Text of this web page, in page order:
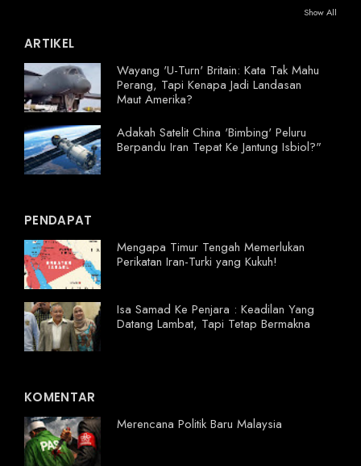
Show All
ARTIKEL
Wayang 'U-Turn' Britain: Kata Tak Mahu
Perang, Tapi Kenapa Jadi Landasan
Maut Amerika?
Adakah Satelit China 'Bimbing' Peluru
Berpandu Iran Tepat Ke Jantung Isbiol?"
PENDAPAT
Mengapa Timur Tengah Memerlukan
Perikatan Iran-Turki yang Kukuh!
Isa Samad Ke Penjara : Keadilan Yang
Datang Lambat, Tapi Tetap Bermakna
KOMENTAR
Merencana Politik Baru Malaysia